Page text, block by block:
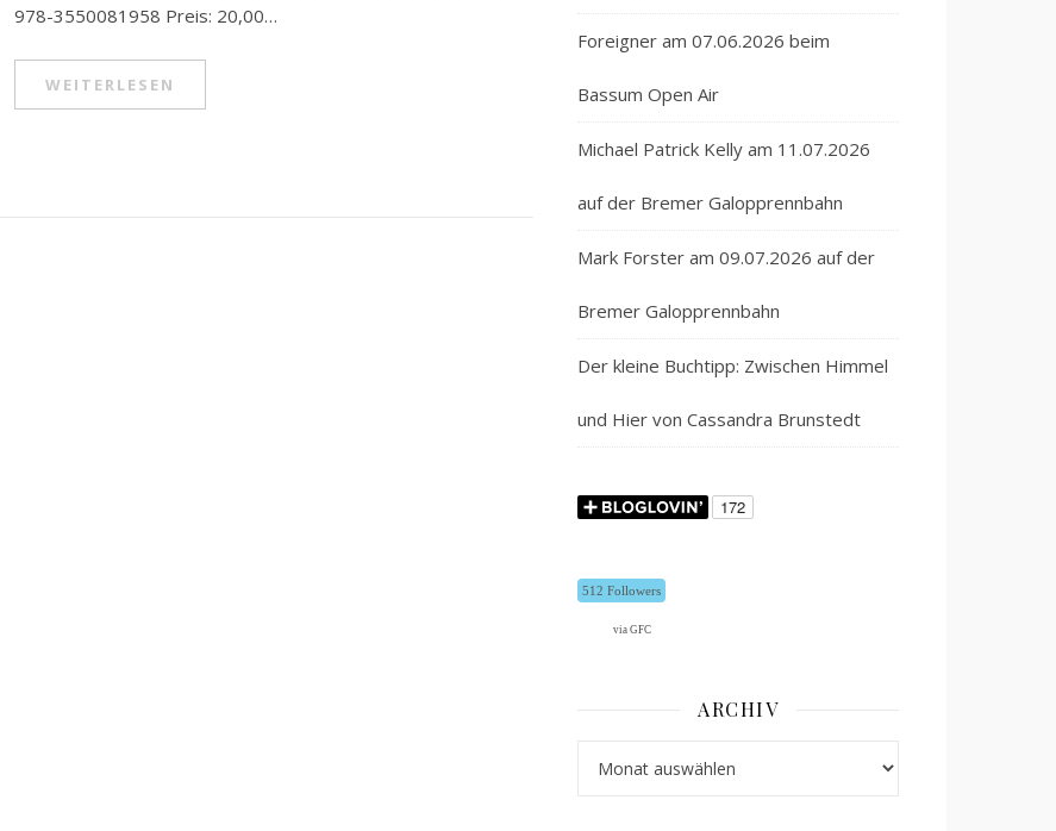
978-3550081958 Preis: 20,00…
WEITERLESEN
Foreigner am 07.06.2026 beim
Bassum Open Air
Michael Patrick Kelly am 11.07.2026
auf der Bremer Galopprennbahn
Mark Forster am 09.07.2026 auf der
Bremer Galopprennbahn
Der kleine Buchtipp: Zwischen Himmel
und Hier von Cassandra Brunstedt
512 Followers
via GFC
ARCHIV